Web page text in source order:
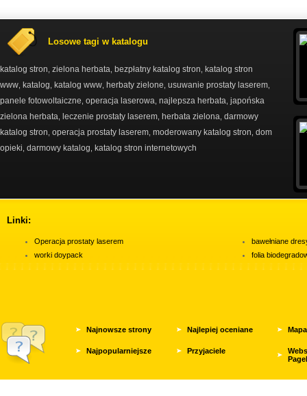
Losowe tagi w katalogu
katalog stron zielona herbata bezpłatny katalog stron
katalog stron
www katalog katalog www herbaty zielone usuwanie prostaty laserem
panele fotowoltaiczne operacja laserowa najlepsza herbata japońska
zielona herbata
leczenie prostaty laserem herbata zielona darmowy
katalog stron operacja prostaty laserem moderowany katalog stron dom
opieki darmowy katalog katalog stron internetowych
Linki:
Operacja prostaty laserem
worki doypack
bawełniane
folia
Najnowsze strony Najlepiej oceniane
Najpopularniejsze Przyjaciele